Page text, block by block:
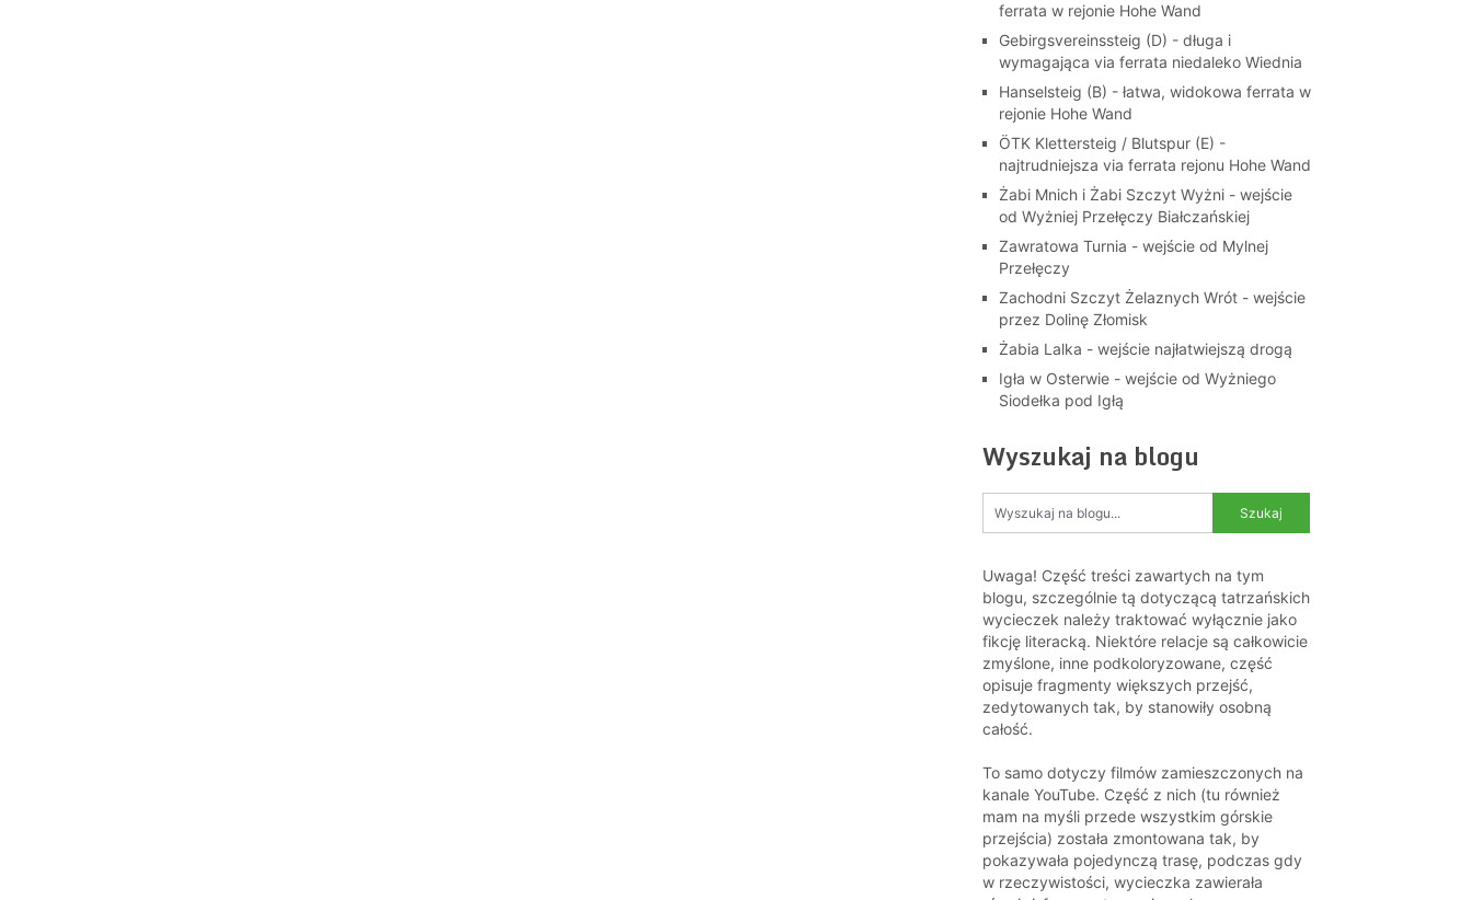
ferrata w rejonie Hohe Wand
Gebirgsvereinssteig (D) - długa i
wymagająca via ferrata niedaleko Wiednia
Hanselsteig (B) - łatwa, widokowa ferrata w
rejonie Hohe Wand
ÖTK Klettersteig / Blutspur (E) -
najtrudniejsza via ferrata rejonu Hohe Wand
Żabi Mnich i Żabi Szczyt Wyżni - wejście
od Wyżniej Przełęczy Białczańskiej
Zawratowa Turnia - wejście od Mylnej
Przełęczy
Zachodni Szczyt Żelaznych Wrót - wejście
przez Dolinę Złomisk
Żabia Lalka - wejście najłatwiejszą drogą
Igła w Osterwie - wejście od Wyżniego
Siodełka pod Igłą
Wyszukaj na blogu
Uwaga! Część treści zawartych na tym
blogu, szczególnie tą dotyczącą tatrzańskich
wycieczek należy traktować wyłącznie jako
fikcję literacką. Niektóre relacje są całkowicie
zmyślone, inne podkoloryzowane, część
opisuje fragmenty większych przejść,
zedytowanych tak, by stanowiły osobną
całość.
To samo dotyczy filmów zamieszczonych na
kanale YouTube. Część z nich (tu również
mam na myśli przede wszystkim górskie
przejścia) została zmontowana tak, by
pokazywała pojedynczą trasę, podczas gdy
w rzeczywistości, wycieczka zawierała